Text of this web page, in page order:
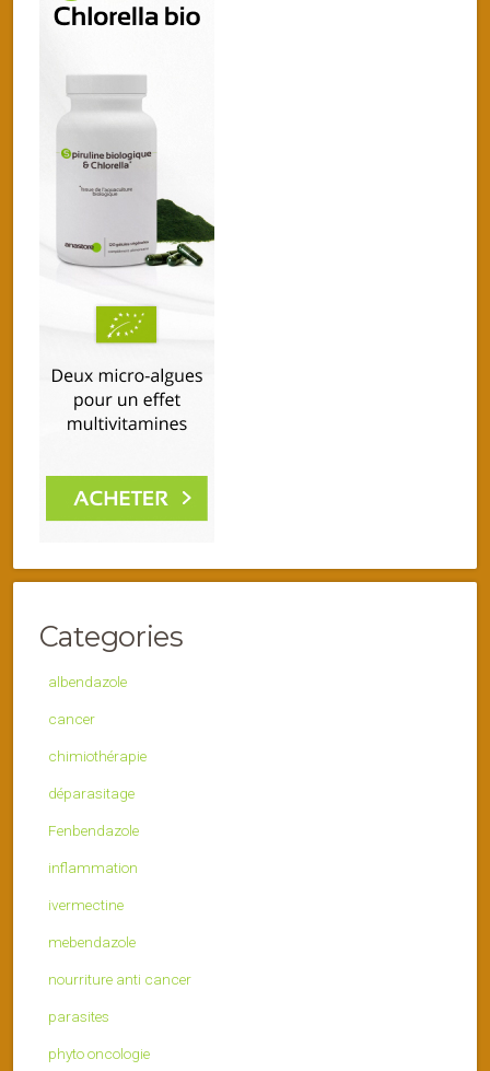
Categories
albendazole
cancer
chimiothérapie
déparasitage
Fenbendazole
inflammation
ivermectine
mebendazole
nourriture anti cancer
parasites
phyto oncologie